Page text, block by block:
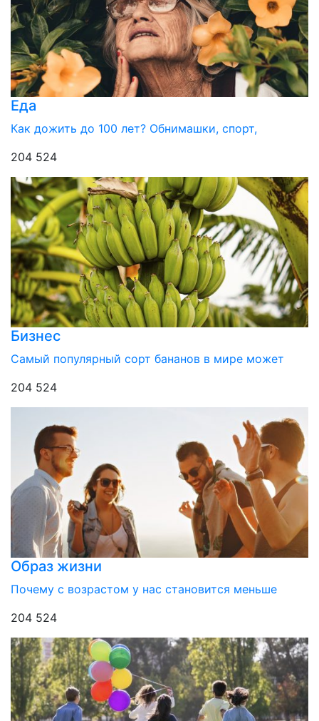
Еда
Как дожить до 100 лет? Обнимашки, спорт,
204 524
Бизнес
Самый популярный сорт бананов в мире может
204 524
Образ жизни
Почему с возрастом у нас становится меньше
204 524